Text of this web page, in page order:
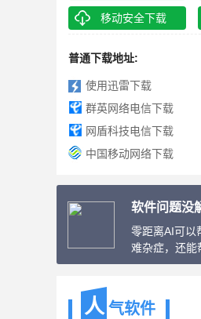
移动安全下载
普通下载地址:
使用迅雷下载
群英网络电信下载
网盾科技电信下载
中国移动网络下载
软件问题没
零距离AI可以
难杂症，还能
人 气软件